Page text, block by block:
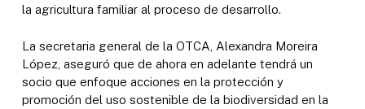
la agricultura familiar al proceso de desarrollo.
La secretaria general de la OTCA, Alexandra Moreira
López, aseguró que de ahora en adelante tendrá un
socio que enfoque acciones en la protección y
promoción del uso sostenible de la biodiversidad en la